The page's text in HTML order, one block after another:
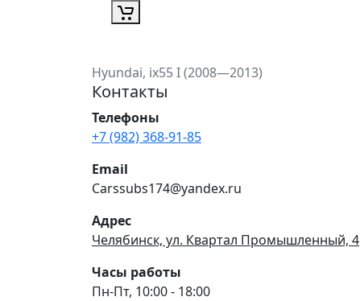
Hyundai, ix55 I (2008—2013)
Контакты
Телефоны
+7 (982) 368-91-85
Email
Carssubs174@yandex.ru
Адрес
Челябинск, ул. Квартал Промышленный, 4
Часы работы
Пн-Пт, 10:00 - 18:00